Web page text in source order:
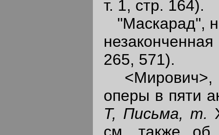
т. 1, стр. 164).
"Маскарад",
265, 571).
<Мирович>,
оперы в пяти
Т, Письма, т.